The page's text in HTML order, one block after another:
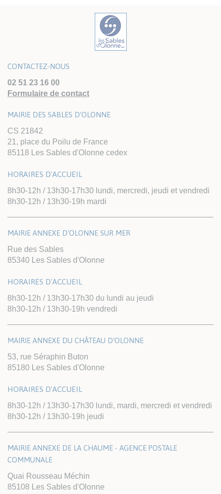
Le 07/08/2026
Boutique Cha&Lou
85100
A partir de18€
ATELIER CRÉATION D'OBJET EN JESMONITE
Le 08/08/2026
85100 LES SABLES-D'OLONNE
CONTACTEZ-NOUS
02 51 23 16 00
Formulaire de contact
MAIRIE DES SABLES D'OLONNE
CS 21842
21, place du Poilu de France
85118 Les Sables d'Olonne cedex
HORAIRES D'ACCUEIL
8h30-12h / 13h30-17h30 lundi, mercredi, jeudi et vendredi
8h30-12h / 13h30-19h mardi
MAIRIE ANNEXE D'OLONNE SUR MER
Rue des Sables
85340 Les Sables d'Olonne
HORAIRES D'ACCUEIL
8h30-12h / 13h30-17h30 du lundi au jeudi
8h30-12h / 13h30-19h vendredi
MAIRIE ANNEXE DU CHÂTEAU D'OLONNE
53, rue Séraphin Buton
85180 Les Sables d'Olonne
HORAIRES D'ACCUEIL
8h30-12h / 13h30-17h30 lundi, mardi, mercredi et vendredi
8h30-12h / 13h30-19h jeudi
MAIRIE ANNEXE DE LA CHAUME - AGENCE POSTALE
COMMUNALE
Quai Rousseau Méchin
85108 Les Sables d'Olonne